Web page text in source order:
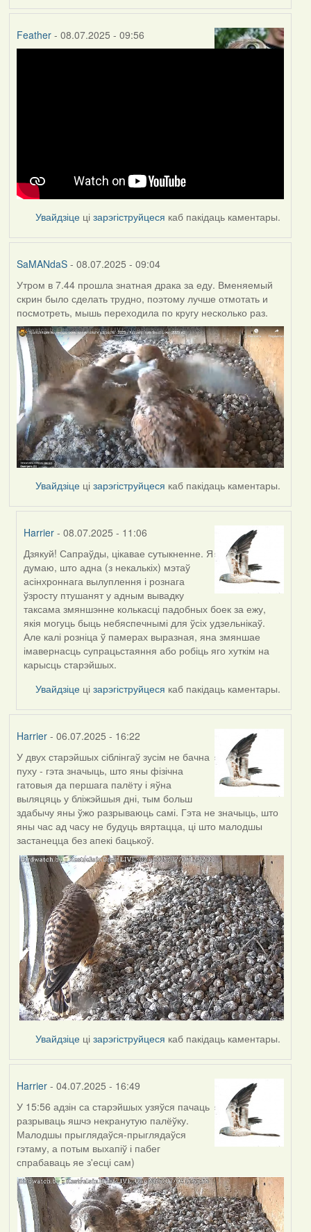
Feather- 08.07.2025 - 09:56
Увайдзіце цізарэгіструйцеся каб пакідаць каментары.
SaMANdaS- 08.07.2025 - 09:04
Утром в 7.44 прошла знатная драка за еду. Вменяемый
скрин было сделать трудно, поэтому лучше отмотать и
посмотреть, мышь переходила по кругу несколько раз.
Увайдзіце цізарэгіструйцеся каб пакідаць каментары.
Harrier - 08.07.2025 - 11:06
In
reply
to
by
SaMANdaS
Дзякуй! Сапраўды, цікавае сутыкненне. Я
думаю, што адна (з некалькіх) мэтаў
асінхроннага вылуплення і рознага
ўзросту птушанят у адным вывадку
таксама змяншэнне колькасці падобных боек за ежу,
якія могуць быць небяспечнымі для ўсіх удзельнікаў.
Але калі розніца ў памерах выразная, яна змяншае
імавернасць супрацьстаяння або робіць яго хуткім на
карысць старэйшых.
Увайдзіце цізарэгіструйцеся каб пакідаць каментары.
Harrier- 06.07.2025 - 16:22
У двух старэйшых сіблінгаў зусім не бачна
пуху - гэта значыць, што яны фізічна
гатовыя да першага палёту і яўна
выляцяць у бліжэйшыя дні, тым больш
здабычу яны ўжо разрываюць самі. Гэта не значыць, што
яны час ад часу не будуць вяртацца, ці што малодшы
застанецца без апекі бацькоў.
Увайдзіце цізарэгіструйцеся каб пакідаць каментары.
Harrier- 04.07.2025 - 16:49
У 15:56 адзін са старэйшых узяўся пачаць
разрываць яшчэ некранутую палёўку.
Малодшы прыглядаўся-прыглядаўся
гэтаму, а потым выхапіў і пабег
спрабаваць яе з'есці сам)